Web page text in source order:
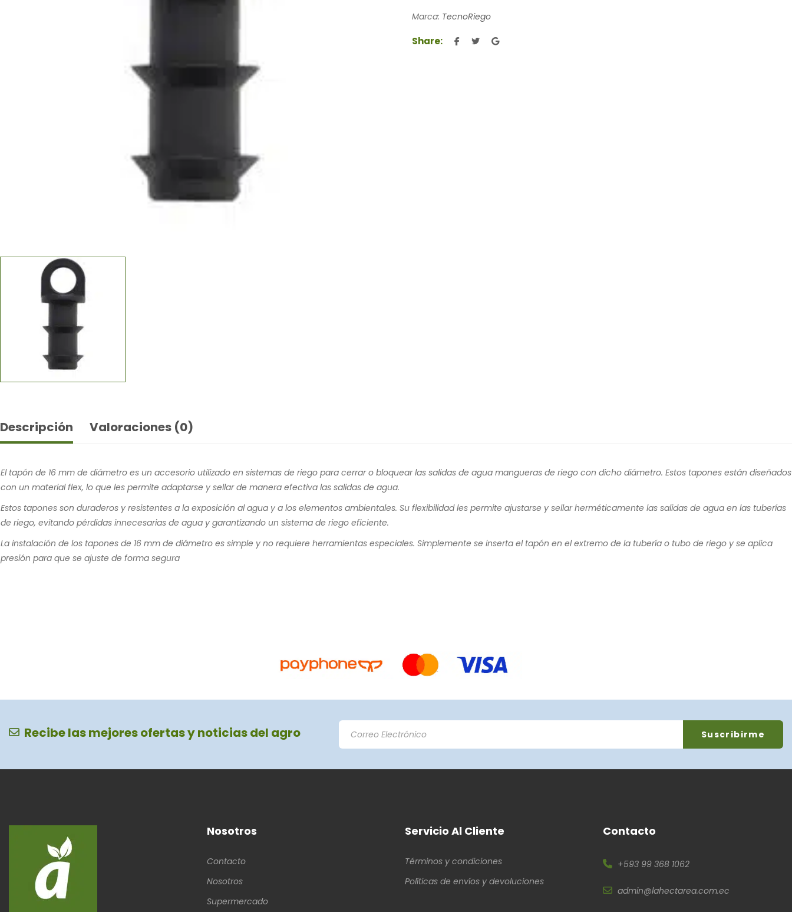
Marca: TecnoRiego
Share:
Descripción Valoraciones (0)
El tapón de 16 mm de diámetro es un accesorio utilizado en sistemas de riego para cerrar o bloquear las salidas de agua mangueras de riego con dicho diámetro. Estos tapones están diseñados
con un material flex, lo que les permite adaptarse y sellar de manera efectiva las salidas de agua.
Estos tapones son duraderos y resistentes a la exposición al agua y a los elementos ambientales. Su flexibilidad les permite ajustarse y sellar herméticamente las salidas de agua en las tuberías
de riego, evitando pérdidas innecesarias de agua y garantizando un sistema de riego eficiente.
La instalación de los tapones de 16 mm de diámetro es simple y no requiere herramientas especiales. Simplemente se inserta el tapón en el extremo de la tubería o tubo de riego y se aplica
presión para que se ajuste de forma segura
Recibe las mejores ofertas y noticias del agro
Nosotros
Contacto
Nosotros
Supermercado
Servicio Al Cliente
Términos y condiciones
Políticas de envíos y devoluciones
Contacto
+593 99 368 1062
admin@lahectarea.com.ec